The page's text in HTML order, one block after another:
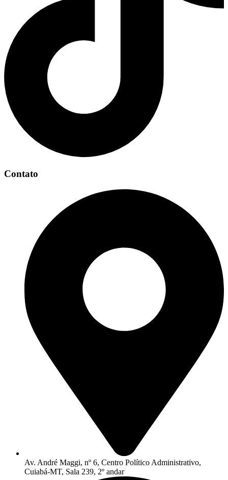
Contato
Av. André Maggi, nº 6, Centro Político Administrativo,
Cuiabá-MT, Sala 239, 2º andar